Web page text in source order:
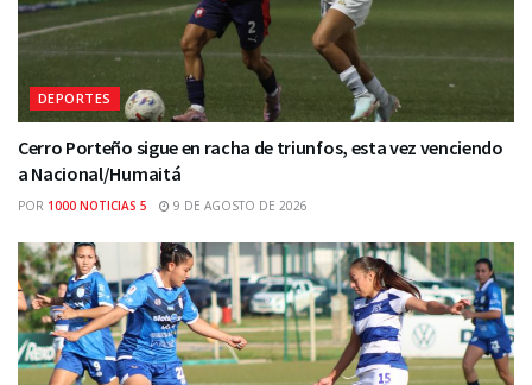
DEPORTES
Cerro Porteño sigue en racha de triunfos, esta vez venciendo
a Nacional/Humaitá
POR 1000 NOTICIAS 5 9 DE AGOSTO DE 2026